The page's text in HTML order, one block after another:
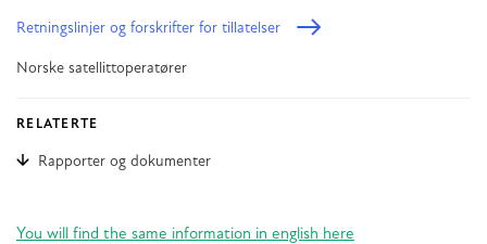
Retningslinjer og forskrifter for tillatelser
Norske satellittoperatører
RELATERTE
Rapporter og dokumenter
You will find the same information in english here